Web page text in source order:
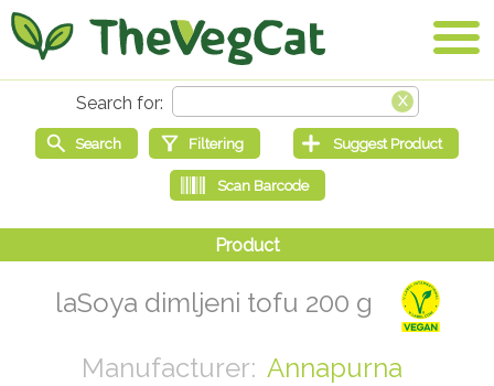
laSoya dimljeni tofu 200 g
Annapurna